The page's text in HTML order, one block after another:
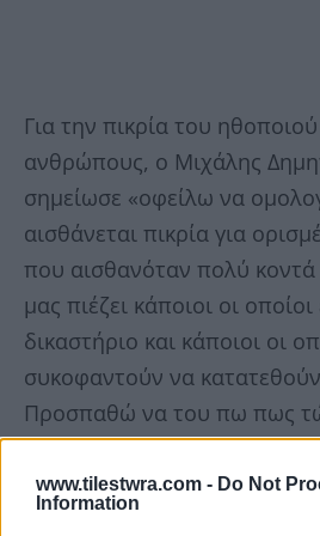
www.tilestwra.com - Do Not
Information
Για την πικρία του
ανθρώπους, ο Μιχάλης
σημείωσε «οφείλω να
αισθάνεται πικρία για
που αισθανόταν πολύ κοντά
μας πιέζει κάποιοι οι
δικαστήριο και κάποιοι οι
συκοφαντούν να
Προσπαθώ να του πω πως
καιρός να ασχοληθούμε με